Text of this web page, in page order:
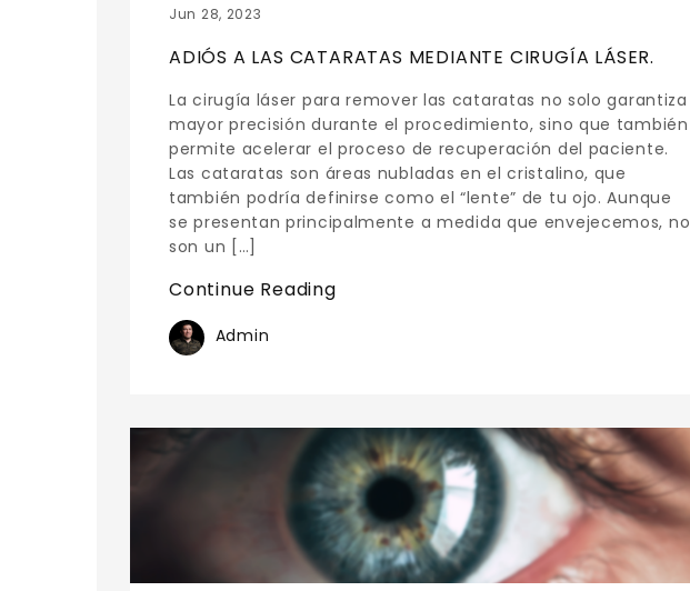
Jun 28, 2023
ADIÓS A LAS CATARATAS MEDIANTE CIRUGÍA LÁSER.
La cirugía láser para remover las cataratas no solo garantiza
mayor precisión durante el procedimiento, sino que también
permite acelerar el proceso de recuperación del paciente.
Las cataratas son áreas nubladas en el cristalino, que
también podría definirse como el “lente” de tu ojo. Aunque
se presentan principalmente a medida que envejecemos, no
son un […]
Continue Reading
Admin